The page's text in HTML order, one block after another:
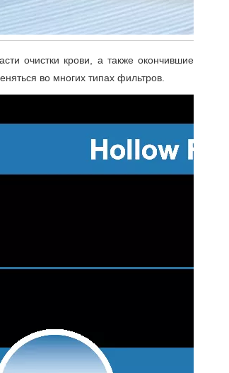
очистки крови, а также окончившие
во многих типах фильтров.